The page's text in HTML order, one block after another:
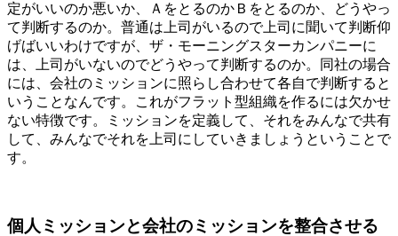
定がいいのか悪いか、ＡをとるのかＢをとるのか、どうやっ
て判断するのか。普通は上司がいるので上司に聞いて判断仰
げばいいわけですが、ザ・モーニングスターカンパニーに
は、上司がいないのでどうやって判断するのか。同社の場合
には、会社のミッションに照らし合わせて各自で判断すると
いうことなんです。これがフラット型組織を作るには欠かせ
ない特徴です。ミッションを定義して、それをみんなで共有
して、みんなでそれを上司にしていきましょうということで
す。
個人ミッションと会社のミッションを整合させる